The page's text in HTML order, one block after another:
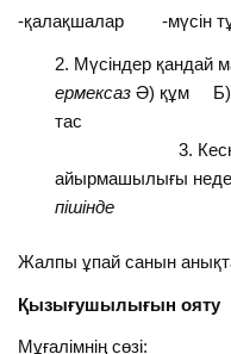
-қалақшалар -мүсін
Мүсіндер қандай
ермексазӘ) құм Б)
3.
айырмашылығы
пішінде
Жалпы ұпай санын
Қызығушылығын ояту
Мұғалімнің сөзі: